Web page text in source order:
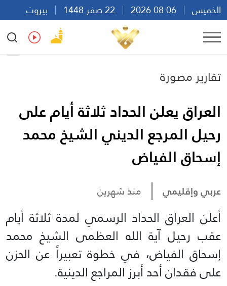
الخميس
بيروت
10:07
Ar
تقارير مصورة
العراق يعلن الحداد ثلاثة أيام على
رحيل المرجع الديني الشيخ محمد
إسحاق الفياض
عربي وإقليمي منذ شهرين
أعلن العراق الحداد الرسمي لمدة ثلاثة أيام
عقب رحيل آية الله العظمى الشيخ محمد
إسحاق الفياض، في خطوة تعبيراً عن الحزن
على فقدان أحد أبرز المراجع الدينية.